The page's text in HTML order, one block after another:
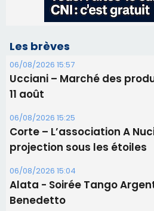
06/08/2026 15:25
Corte – L’association A
06/08/2026 15:04
Alata - Soirée Tango
Benedetto
05/08/2026 09:53
Biguglia : messe de la
procession le 14 août
31/07/2026 08:24
Tennis - Début ce week-
RCPV